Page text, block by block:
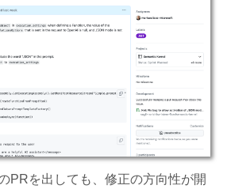
PRを出しても、修正の方向性が開